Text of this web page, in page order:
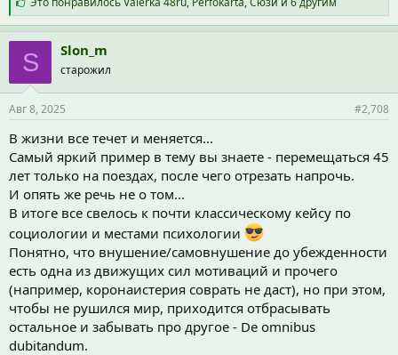
и
м
п
а
т
и
:
S Slon_m
старожил
Авг 8, 2025 #2,708
В жизни все течет и меняется...
Самый яркий пример в тему вы знаете - перемещаться 45
лет только на поездах, после чего отрезать напрочь.
И опять же речь не о том...
В итоге все свелось к почти классическому кейсу по
социологии и местами психологии
Понятно, что внушение/самовнушение до убежденности
есть одна из движущих сил мотиваций и прочего
(например, коронаистерия соврать не даст), но при этом,
чтобы не рушился мир, приходится отбрасывать
остальное и забывать про другое - De omnibus
dubitandum.